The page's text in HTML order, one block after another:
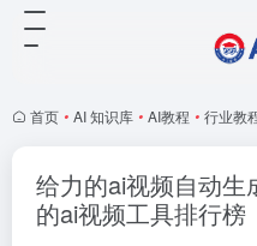
首页 • AI 知识库 • AI教程 • 行业教
给力的ai视频自动生
的ai视频工具排行榜